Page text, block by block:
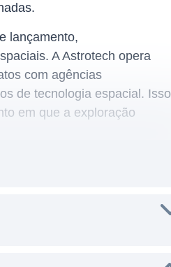
lançamento,
A Astrotech opera
com agências
de tecnologia espacial. Isso
em que a exploração
de suas operações
o espaço quanto para
de negócios estão o